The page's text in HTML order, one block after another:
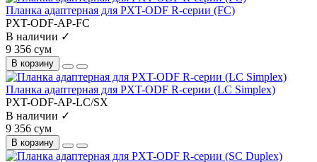
Планка адаптерная для PXT-ODF R-серии (FC)
PXT-ODF-AP-FC
В наличии ✓
9 356 сум
В корзину
Планка адаптерная для PXT-ODF R-серии (LC Simplex)
PXT-ODF-AP-LC/SX
В наличии ✓
9 356 сум
В корзину